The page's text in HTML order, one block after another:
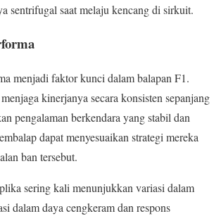
sentrifugal saat melaju kencang di sirkuit.
menjadi faktor kunci dalam balapan F1.
kinerjanya secara konsisten sepanjang
pengalaman berkendara yang stabil dan
dapat menyesuaikan strategi mereka
ban tersebut.
sering kali menunjukkan variasi dalam
dalam daya cengkeram dan respons